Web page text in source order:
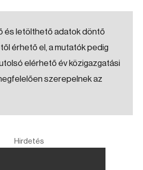
és letölthető adatok döntő
érhető el, a mutatók pedig
elérhető év közigazgatási
szerepelnek az
Hirdetés